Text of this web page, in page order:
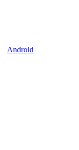
Android